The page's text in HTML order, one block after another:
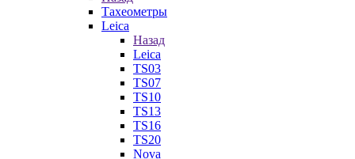
Тахеометры
Leica
Назад
Leica
TS03
TS07
TS10
TS13
TS16
TS20
Nova